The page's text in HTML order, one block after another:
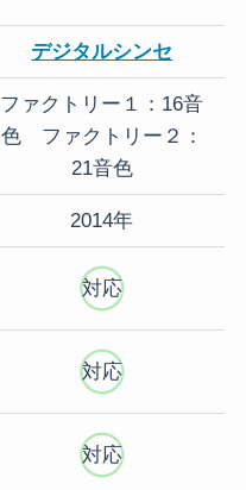
デジタルシンセ
ファクトリー１：16音
色 ファクトリー２：
21音色
2014年
対応
対応
対応